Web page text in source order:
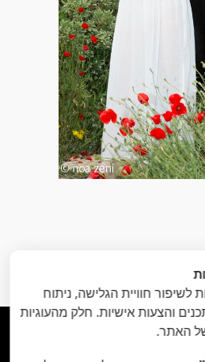

חוויית הגלישה, ניתוח
והצעות אישיות. חלק מהעוגיות
של האתר.